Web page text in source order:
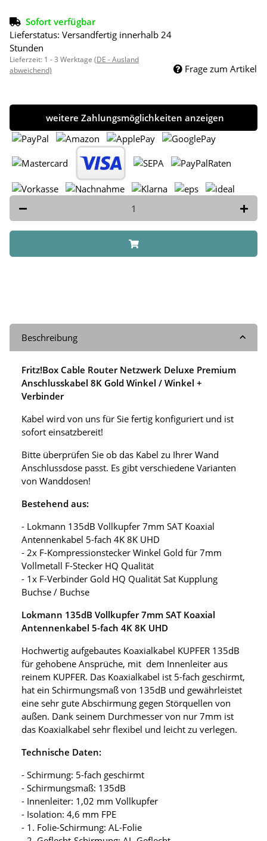
Sofort verfügbar
Lieferstatus: Versandfertig innerhalb 24
Stunden
Lieferzeit: 1 - 3 Werktage (DE - Ausland
abweichend)
Frage zum Artikel
weitere Zahlungsmöglichkeiten anzeigen
Beschreibung
Fritz!Box Cable Router Netzwerk Deluxe Premium
Anschlusskabel 8K Gold Winkel / Winkel +
Verbinder
Kabel wird von uns für Sie fertig konfiguriert und ist
sofort einsatzbereit!
Bitte überprüfen Sie ob das Kabel zu Ihrer Wand
Anschlussdose passt. Es gibt verschiedene Varianten
von Wanddosen!
Bestehend aus:
- Lokmann 135dB Vollkupfer 7mm SAT Koaxial
Antennenkabel 5-fach 4K 8K UHD
- 2x F-Kompressionstecker Winkel Gold für 7mm
Vollmetall F-Stecker HQ Qualität
- 1x F-Verbinder Gold HQ Qualität Sat Kupplung
Buchse / Buchse
Lokmann 135dB Vollkupfer 7mm SAT Koaxial
Antennenkabel 5-fach 4K 8K UHD
Hochwertig aufgebautes Koaxialkabel KUPFER 135dB
für gehobene Ansprüche, mit dem Innenleiter aus
reinem KUPFER. Das Koaxialkabel ist 5-fach geschirmt,
hat ein Schirmungsmaß von 135dB und gewährleistet
eine sehr gute Abschirmung gegen Störquellen von
außen. Dank seinem Durchmesser von nur 7mm ist
das Koaxialkabel sehr flexibel und leicht zu verlegen.
Technische Daten:
- Schirmung: 5-fach geschirmt
- Schirmungsmaß: 135dB
- Innenleiter: 1,02 mm Vollkupfer
- Isolation: 4,6 mm FPE
- 1. Folie-Schirmung: AL-Folie